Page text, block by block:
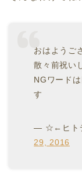
おはようご
散々前祝い
NGワード
す
— ☆←ヒト
29, 2016